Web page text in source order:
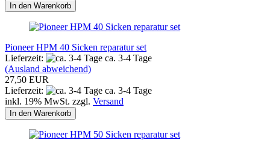
In den Warenkorb
Pioneer HPM 40 Sicken reparatur set
Lieferzeit:
ca. 3-4 Tage
(Ausland abweichend)
27,50 EUR
Lieferzeit:
ca. 3-4 Tage
inkl. 19% MwSt. zzgl. Versand
In den Warenkorb